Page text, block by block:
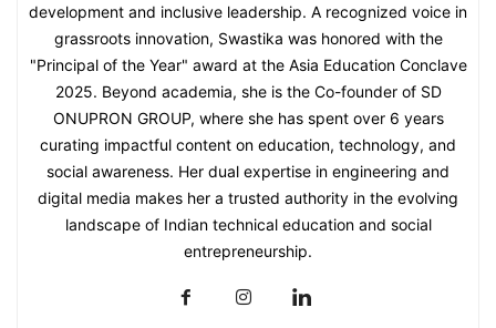
development and inclusive leadership. A recognized voice in
grassroots innovation, Swastika was honored with the
"Principal of the Year" award at the Asia Education Conclave
2025. Beyond academia, she is the Co-founder of SD
ONUPRON GROUP, where she has spent over 6 years
curating impactful content on education, technology, and
social awareness. Her dual expertise in engineering and
digital media makes her a trusted authority in the evolving
landscape of Indian technical education and social
entrepreneurship.